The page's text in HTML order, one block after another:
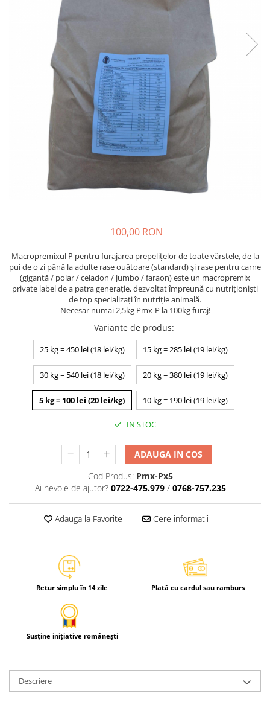
100,00 RON
Macropremixul P pentru furajarea prepeliţelor de toate vârstele, de la
pui de o zi până la adulte rase ouătoare (standard) şi rase pentru carne
(gigantă / polar / celadon / jumbo / faraon) este un macropremix
private label de a patra generaţie, dezvoltat împreună cu nutriţionişti
de top specializaţi în nutriţie animală.
Necesar numai 2,5kg Pmx-P la 100kg furaj!
Variante de produs:
25 kg = 450 lei (18 lei/kg) 15 kg = 285 lei (19 lei/kg)
30 kg = 540 lei (18 lei/kg) 20 kg = 380 lei (19 lei/kg)
5 kg = 100 lei (20 lei/kg) 10 kg = 190 lei (19 lei/kg)
IN STOC
ADAUGA IN COS
Cod Produs: Pmx-Px5
Ai nevoie de ajutor? 0722-475.979 / 0768-757.235
Adauga la Favorite Cere informatii
Retur simplu în 14 zile Plată cu cardul sau ramburs
Susține inițiative românești
Descriere